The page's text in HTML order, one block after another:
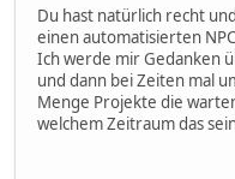
Du hast natürlich recht
einen automatisierten
Ich werde mir Gedanken
und dann bei Zeiten mal
Menge Projekte die
welchem Zeitraum das